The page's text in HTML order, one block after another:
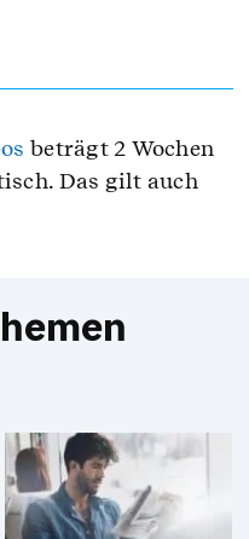
beträgt 2 Wochen
Das gilt auch